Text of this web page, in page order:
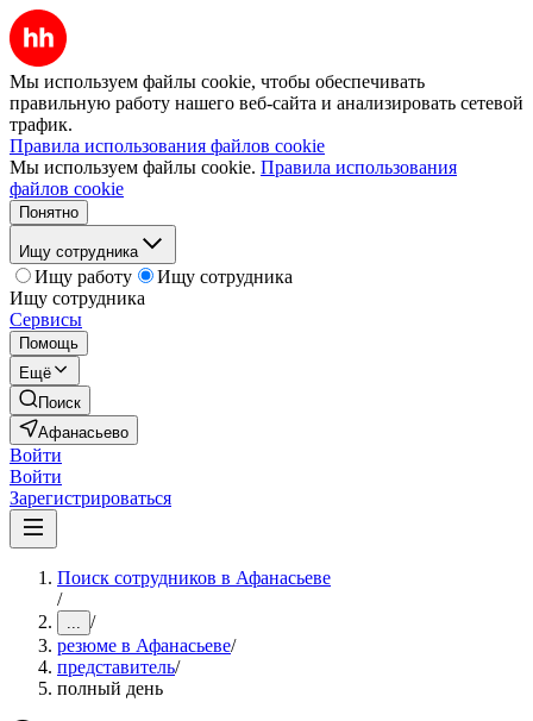
Мы используем файлы cookie, чтобы обеспечивать
правильную работу нашего веб-сайта и анализировать сетевой
трафик.
Правила использования файлов cookie
Мы используем файлы cookie. Правила использования
файлов cookie
Понятно
Ищу сотрудника
Ищу работу
Ищу сотрудника
Ищу сотрудника
Сервисы
Помощь
Ещё
Поиск
Афанасьево
Войти
Войти
Зарегистрироваться
Поиск сотрудников в Афанасьеве
/
... /
резюме в Афанасьеве/
представитель/
полный день